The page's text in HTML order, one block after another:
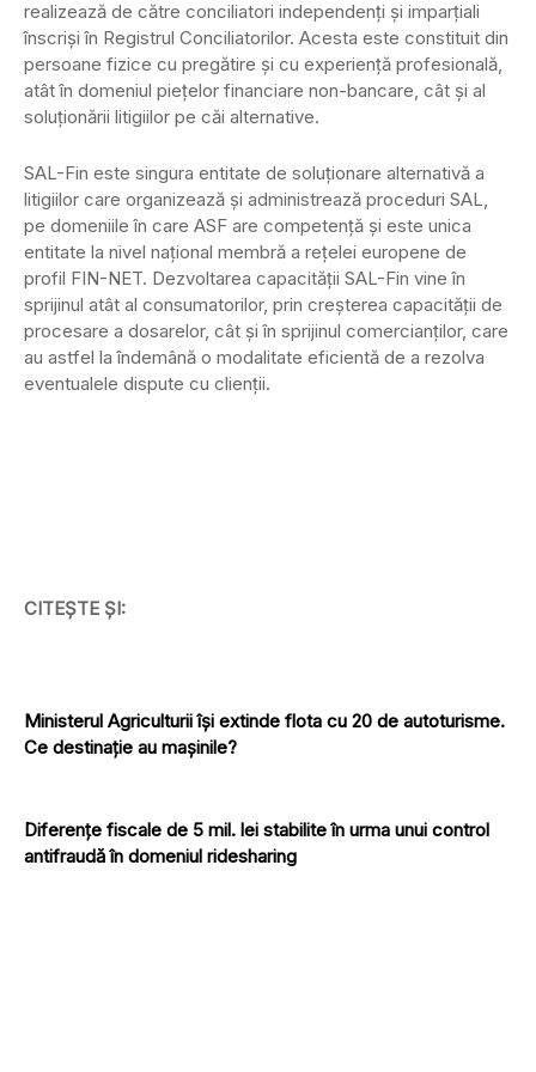
realizează de către conciliatori independenți și imparțiali
înscriși în Registrul Conciliatorilor. Acesta este constituit din
persoane fizice cu pregătire și cu experiență profesională,
atât în domeniul piețelor financiare non-bancare, cât și al
soluționării litigiilor pe căi alternative.
SAL-Fin este singura entitate de soluționare alternativă a
litigiilor care organizează și administrează proceduri SAL,
pe domeniile în care ASF are competență și este unica
entitate la nivel național membră a rețelei europene de
profil FIN-NET. Dezvoltarea capacității SAL-Fin vine în
sprijinul atât al consumatorilor, prin creșterea capacității de
procesare a dosarelor, cât și în sprijinul comercianților, care
au astfel la îndemână o modalitate eficientă de a rezolva
eventualele dispute cu clienții.
CITEȘTE ȘI:
Ministerul Agriculturii își extinde flota cu 20 de autoturisme.
Ce destinație au mașinile?
Diferențe fiscale de 5 mil. lei stabilite în urma unui control
antifraudă în domeniul ridesharing